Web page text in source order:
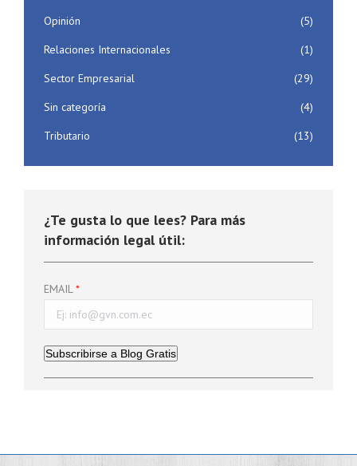
Opinión
(5)
Relaciones Internacionales
(1)
Sector Empresarial
(29)
Sin categoría
(4)
Tributario
(13)
¿Te gusta lo que lees? Para más
información legal útil:
EMAIL
Subscribirse a Blog Gratis